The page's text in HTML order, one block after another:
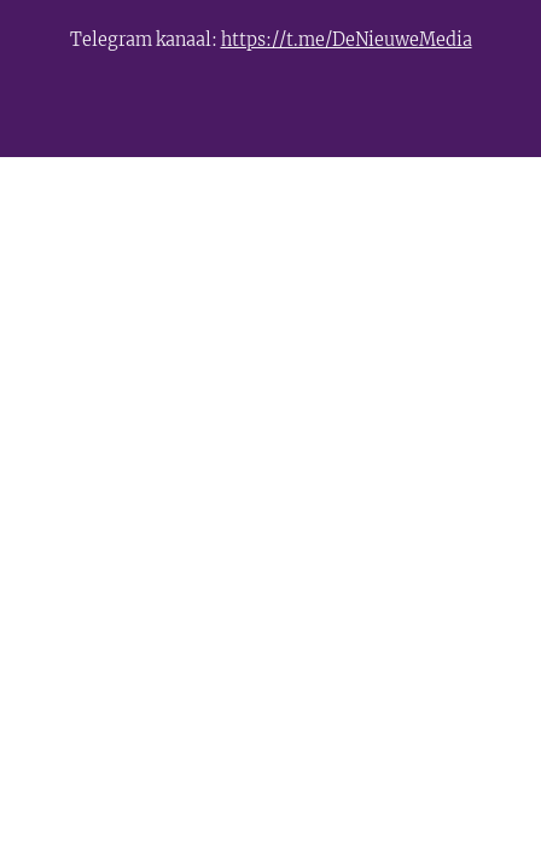
Telegram kanaal: https://t.me/DeNieuweMedia